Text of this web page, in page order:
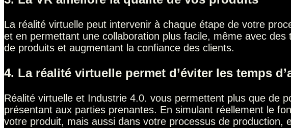
La réalité virtuelle peut intervenir à chaque étape de votre
et en permettant une collaboration plus facile, même avec
de produits et augmentant la confiance des clients.
4. La réalité virtuelle permet d’éviter les temps
Réalité virtuelle et Industrie 4.0. vous permettent plus que de
présentant aux parties prenantes. En simulant réellement le
votre produit, mais aussi dans votre processus de production,